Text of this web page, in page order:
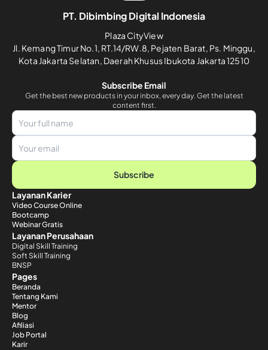
PT. Dibimbing Digital Indonesia
Plaza CityView
Jl. Kemang Timur No.1, RT.14/RW.8, Pejaten Barat, Ps. Minggu,
Kota Jakarta Selatan, Daerah Khusus Ibukota Jakarta 12510
Subscribe Email
Get the best new products in your inbox, every day. Get the latest
content first.
Subscribe
Layanan Karier
Video Course Online
Bootcamp
Webinar Gratis
Layanan Perusahaan
Digital Skill Training
Soft Skill Training
BNSP
Pages
Beranda
Tentang Kami
Mentor
Blog
Afiliasi
Job Portal
Karir